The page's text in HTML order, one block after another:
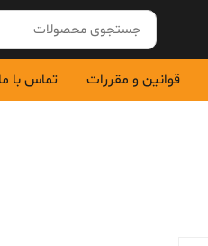
قوانین و مقررات تماس با ما